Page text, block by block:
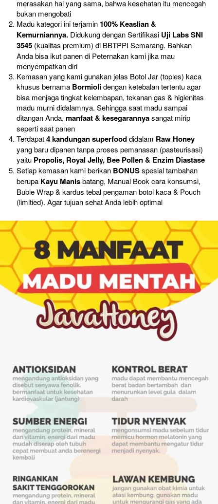
merasakan hal yang sama, bahwa kesehatan itu mencegah
bukan mengobati
Madu kategori ini terjamin 100% Keaslian &
Kemurniannya. Didukung dengan Sertifikasi Uji Labs SNI
3545 (kualitas premium) di BBTPPI Semarang. Bahkan
Anda bisa ikut panen di Peternakan kami jika mau
menyempatkan diri
Kemasan yang kami gunakan jelas Botol Jar (toples) kaca
khusus bernama Bormioli dengan ketebalan tertentu agar
bisa menjaga tingkat kelembapan, tekanan gas & higienitas
madu murni didalamnya. Sehingga saat madu sampai
ditangan Anda, manfaat & kesegarannya sangat mirip
seperti saat panen
Terdapat 4 kandungan superfood didalam
yang baru dipanen tanpa proses pemanasan (pasteurisasi)
yaitu Propolis, Royal Jelly, Bee Pollen & Enzim Diastase
Setiap kemasan kami berikan BONUS spesial tambahan
berupa Kayu Manis batang, Manual Book cara konsumsi,
Buble Wrap & kardus tebal pengaman botol kaca & Pouch
(limitied). Agar tujuan sehat Anda lebih optimal